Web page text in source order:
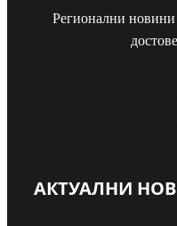
Регионални новини
АКТУАЛНИ